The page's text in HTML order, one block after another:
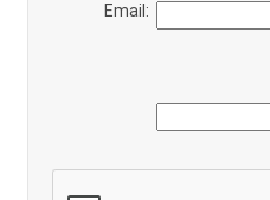
Email: